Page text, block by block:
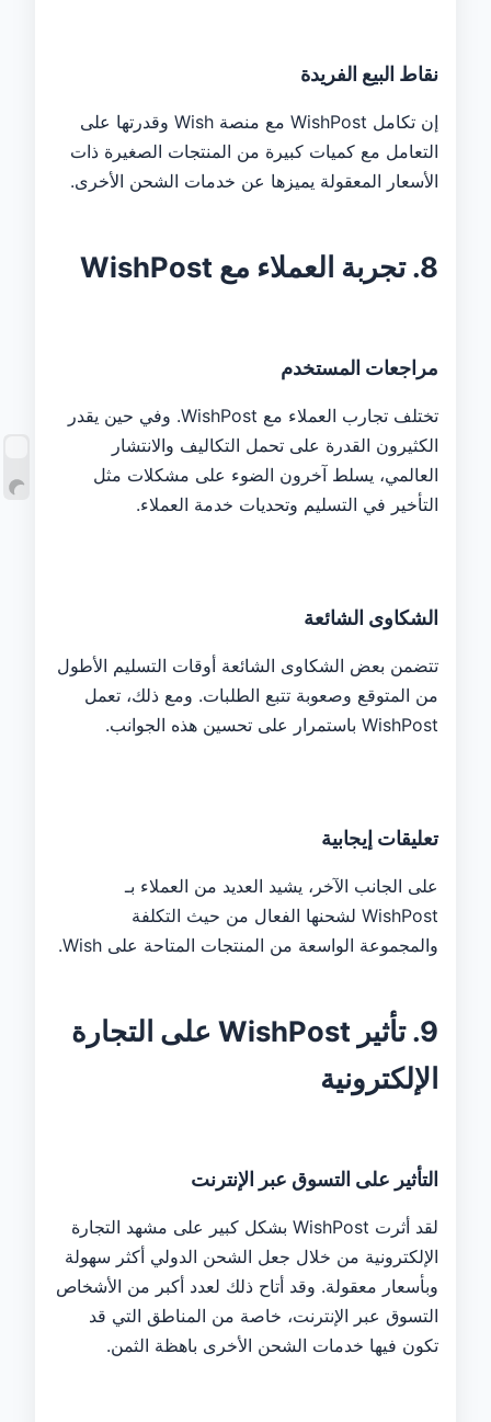
نقاط البيع الفريدة
إن تكامل WishPost مع منصة Wish وقدرتها على
التعامل مع كميات كبيرة من المنتجات الصغيرة ذات
الأسعار المعقولة يميزها عن خدمات الشحن الأخرى.
8. تجربة العملاء مع WishPost
مراجعات المستخدم
تختلف تجارب العملاء مع WishPost. وفي حين يقدر
الكثيرون القدرة على تحمل التكاليف والانتشار
العالمي، يسلط آخرون الضوء على مشكلات مثل
التأخير في التسليم وتحديات خدمة العملاء.
الشكاوى الشائعة
تتضمن بعض الشكاوى الشائعة أوقات التسليم الأطول
من المتوقع وصعوبة تتبع الطلبات. ومع ذلك، تعمل
WishPost باستمرار على تحسين هذه الجوانب.
تعليقات إيجابية
على الجانب الآخر، يشيد العديد من العملاء بـ
WishPost لشحنها الفعال من حيث التكلفة
والمجموعة الواسعة من المنتجات المتاحة على Wish.
9. تأثير WishPost على التجارة
الإلكترونية
التأثير على التسوق عبر الإنترنت
لقد أثرت WishPost بشكل كبير على مشهد التجارة
الإلكترونية من خلال جعل الشحن الدولي أكثر سهولة
وبأسعار معقولة. وقد أتاح ذلك لعدد أكبر من الأشخاص
التسوق عبر الإنترنت، خاصة من المناطق التي قد
تكون فيها خدمات الشحن الأخرى باهظة الثمن.